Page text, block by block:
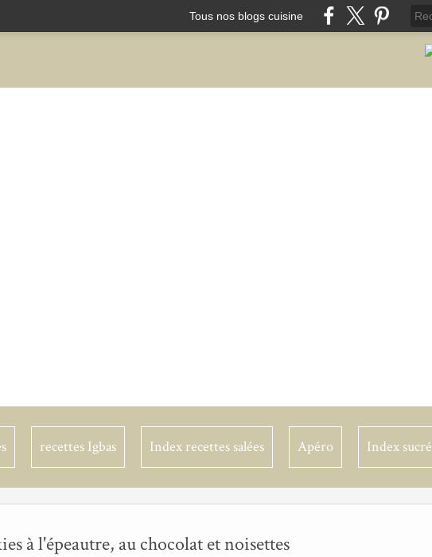
Tous nos blogs cuisine
recettes Igbas Index recettes salées Apéro Index sucré
à l'épeautre, au chocolat et noisettes